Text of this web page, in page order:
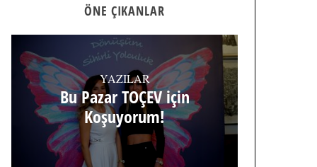
ÖNE ÇIKANLAR
YAZILAR
Bu Pazar TOÇEV için
Koşuyorum!